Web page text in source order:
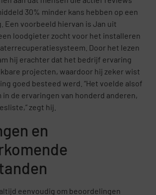
30% minder kans hebben op een
Een voorbeeld hiervan is Jan uit
loodgieter zocht voor het installeren
Door het lezen
hij erachter dat het bedrijf ervaring
projecten, waardoor hij zeker wist
goed besteed werd. “Het voelde alsof
in de ervaringen van honderd anderen,
zegt hij.
en
eenvoudig om beoordelingen